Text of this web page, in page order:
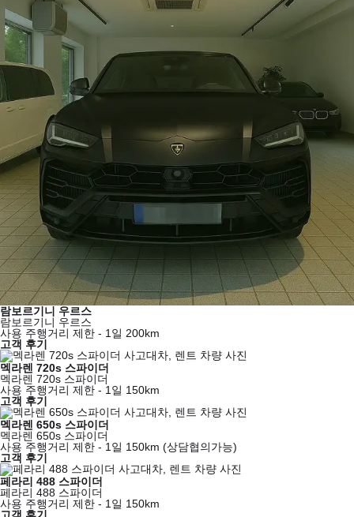
람보르기니 우르스
람보르기니 우르스
사용 주행거리 제한 - 1일 200km
고객 후기
멕라렌 720s 스파이더
멕라렌 720s 스파이더
사용 주행거리 제한 - 1일 150km
고객 후기
멕라렌 650s 스파이더
멕라렌 650s 스파이더
사용 주행거리 제한 - 1일 150km (상담협의가능)
고객 후기
페라리 488 스파이더
페라리 488 스파이더
사용 주행거리 제한 - 1일 150km
고객 후기